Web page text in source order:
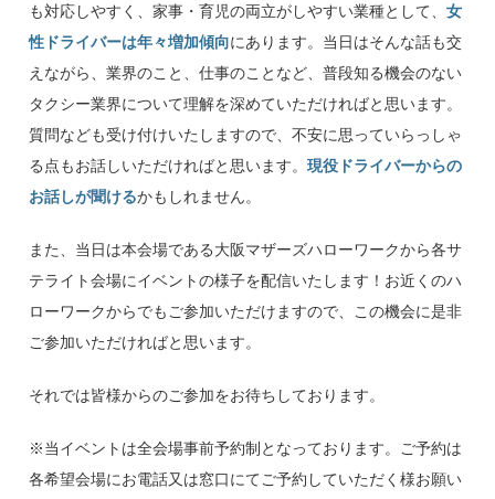
も対応しやすく、家事・育児の両立がしやすい業種として、 女
性ドライバーは年々増加傾向にあります。当日はそんな話も交
えながら、業界のこと、仕事のことなど、普段知る機会のない
タクシー業界について理解を深めていただければと思います。
質問なども受け付けいたしますので、不安に思っていらっしゃ
る点もお話しいただければと思います。 現役ドライバーからの
お話しが聞けるかもしれません。
また、当日は本会場である大阪マザーズハローワークから各サ
テライト会場にイベントの様子を配信いたします！お近くのハ
ローワークからでもご参加いただけますので、この機会に是非
ご参加いただければと思います。
それでは皆様からのご参加をお待ちしております。
※当イベントは全会場事前予約制となっております。ご予約は
各希望会場にお電話又は窓口にてご予約していただく様お願い